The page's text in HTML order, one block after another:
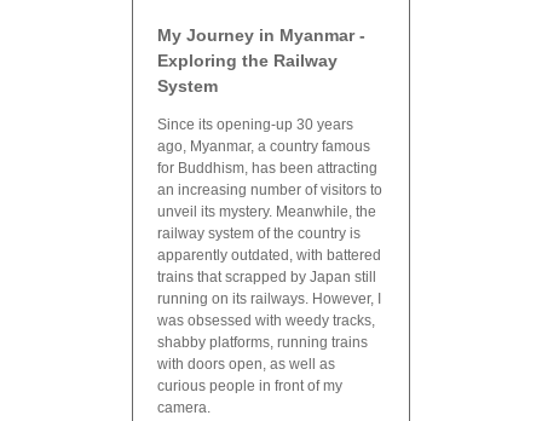
My Journey in Myanmar -
Exploring the Railway
System
Since its opening-up 30 years
ago, Myanmar, a country famous
for Buddhism, has been attracting
an increasing number of visitors to
unveil its mystery. Meanwhile, the
railway system of the country is
apparently outdated, with battered
trains that scrapped by Japan still
running on its railways. However, I
was obsessed with weedy tracks,
shabby platforms, running trains
with doors open, as well as
curious people in front of my
camera.